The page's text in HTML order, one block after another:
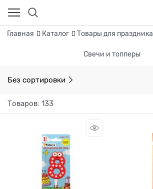
Главная Каталог Товары для праздника
Свечи и топперы
Без сортировки
Товаров: 133